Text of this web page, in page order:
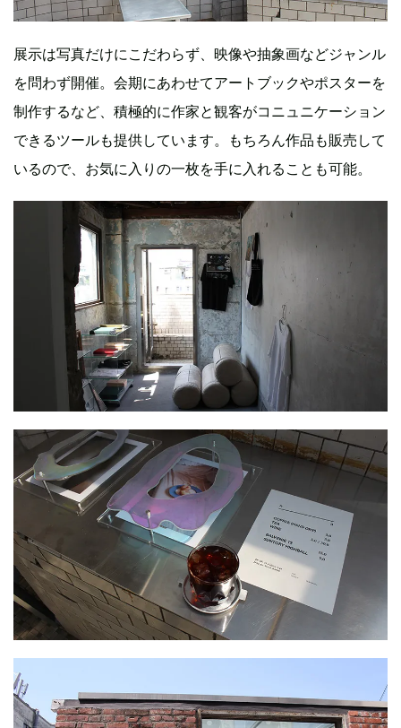
展示は写真だけにこだわらず、映像や抽象画などジャンル
を問わず開催。会期にあわせてアートブックやポスターを
制作するなど、積極的に作家と観客がコニュニケーション
できるツールも提供しています。もちろん作品も販売して
いるので、お気に入りの一枚を手に入れることも可能。